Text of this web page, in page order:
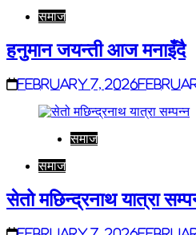
समाज
हनुमान जयन्ती आज मनाइँदै
February 7, 2026
समाज
समाज
सेतो मछिन्द्रनाथ यात्रा